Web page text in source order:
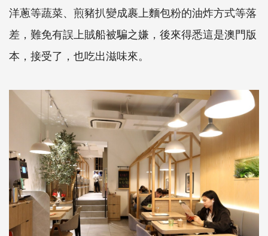
洋蔥等蔬菜、煎豬扒變成裹上麵包粉的油炸方式等落
差，難免有誤上賊船被騙之嫌，後來得悉這是澳門版
本，接受了，也吃出滋味來。